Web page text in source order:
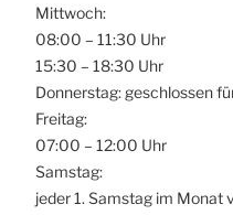
Mittwoch:
08:00 – 11:30 Uhr
15:30 – 18:30 Uhr
Donnerstag: geschlossen
Freitag:
07:00 – 12:00 Uhr
Samstag:
jeder 1. Samstag im